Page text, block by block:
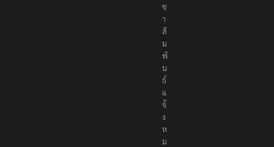
ช
า
สั
ม
พั
น
ธ์
แ
จ้
ง
ห
ม